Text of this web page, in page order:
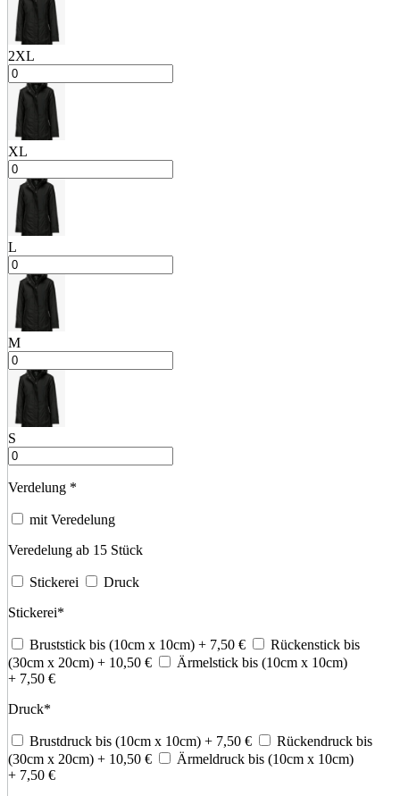
2XL
XL
L
M
S
Verdelung *
mit Veredelung
Veredelung ab 15 Stück
Stickerei
Druck
Stickerei*
Bruststick bis (10cm x 10cm) + 7,50 €
Rückenstick bis
(30cm x 20cm) + 10,50 €
Ärmelstick bis (10cm x 10cm)
+ 7,50 €
Druck*
Brustdruck bis (10cm x 10cm) + 7,50 €
Rückendruck bis
(30cm x 20cm) + 10,50 €
Ärmeldruck bis (10cm x 10cm)
+ 7,50 €